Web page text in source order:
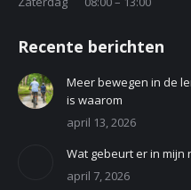
Recente berichten
Meer bewegen in de
is waarom
april 13, 2026
Wat gebeurt er in mijn
april 7, 2026